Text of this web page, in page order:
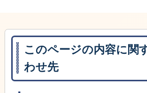
このページの内容に関
わせ先